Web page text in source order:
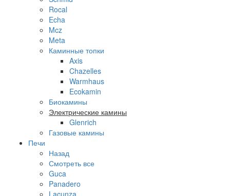
Rocal
Echa
Mcz
Meta
Каминные топки
Axis
Chazelles
Warmhaus
Ecokamin
Биокамины
Электрические камины
Glenrich
Газовые камины
Печи
Назад
Смотреть все
Guca
Panadero
Lacunza